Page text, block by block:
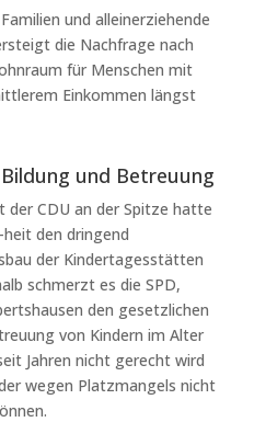
und alleinerziehende
die Nachfrage nach
für Menschen mit
Einkommen längst
und Betreuung
der CDU an der Spitze hatte
den dringend
der Kindertagesstätten
schmerzt es die SPD,
den gesetzlichen
von Kindern im Alter
Jahren nicht gerecht wird
wegen Platzmangels nicht